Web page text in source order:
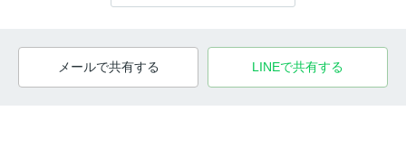
メールで共有する LINEで共有する